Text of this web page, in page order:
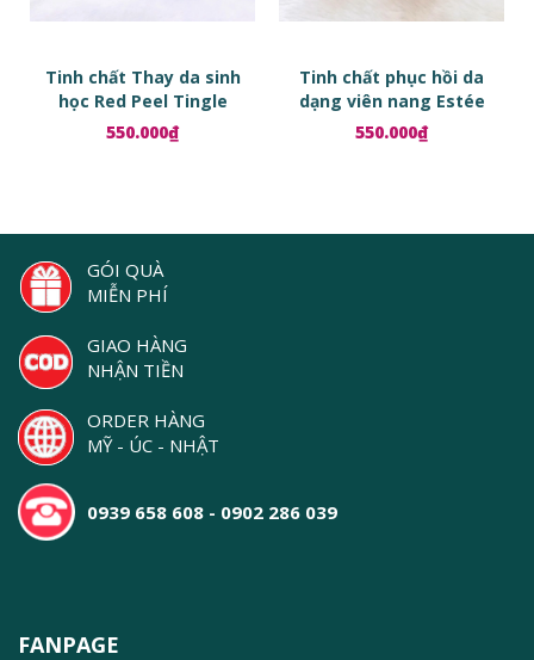
Tinh chất Thay da sinh
học Red Peel Tingle
Serum
550.000₫
Tinh chất phục hồi da
dạng viên nang Estée
Lauder Advanced Night
Repair Ampoules
550.000₫
GÓI QUÀ
MIỄN PHÍ
GIAO HÀNG
NHẬN TIỀN
ORDER HÀNG
MỸ - ÚC - NHẬT
0939 658 608 - 0902 286 039
FANPAGE